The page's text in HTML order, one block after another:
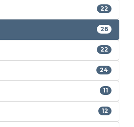
22
26
22
24
11
12